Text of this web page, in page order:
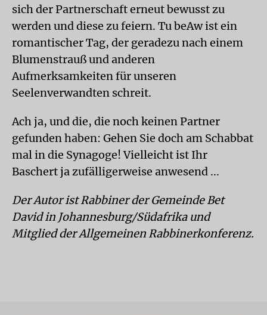
sich der Partnerschaft erneut bewusst zu
werden und diese zu feiern. Tu beAw ist ein
romantischer Tag, der geradezu nach einem
Blumenstrauß und anderen
Aufmerksamkeiten für unseren
Seelenverwandten schreit.
Ach ja, und die, die noch keinen Partner
gefunden haben: Gehen Sie doch am Schabbat
mal in die Synagoge! Vielleicht ist Ihr
Baschert ja zufälligerweise anwesend ...
Der Autor ist Rabbiner der Gemeinde Bet
David in Johannesburg/Südafrika und
Mitglied der Allgemeinen Rabbinerkonferenz.